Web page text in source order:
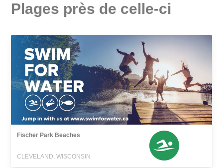
Plages près de celle-ci
Fischer Park Beaches
CLEVELAND, WISCONSIN